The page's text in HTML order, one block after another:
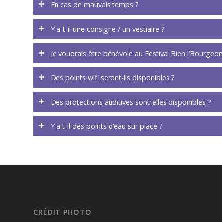
En cas de mauvais temps ?
Y a-t-il une consigne / un vestiaire ?
Je voudrais être bénévole au Festival Bien
Des points wifi seront-ils disponibles ?
Des protections auditives sont-elles disponibles ?
Y a t-il des points d’eau sur place ?
CRÉDIT PHOTO